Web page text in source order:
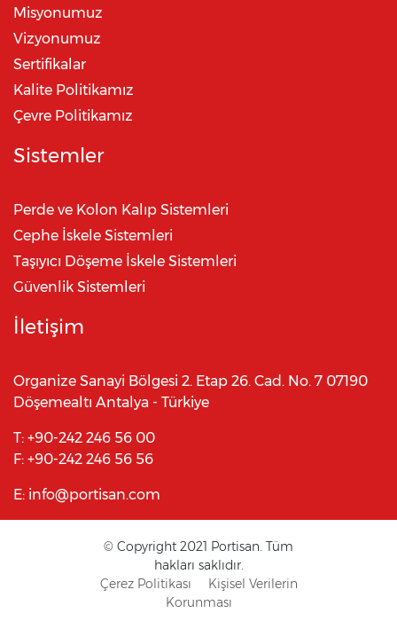
Misyonumuz
Vizyonumuz
Sertifikalar
Kalite Politikamız
Çevre Politikamız
Sistemler
Perde ve Kolon Kalıp Sistemleri
Cephe İskele Sistemleri
Taşıyıcı Döşeme İskele Sistemleri
Güvenlik Sistemleri
İletişim
Organize Sanayi Bölgesi 2. Etap 26. Cad. No. 7 07190
Döşemealtı Antalya - Türkiye
T: +90-242 246 56 00
F: +90-242 246 56 56
E: info@portisan.com
© Copyright 2021 Portisan. Tüm
hakları saklıdır.
Çerez Politikası
Kişisel Verilerin
Korunması